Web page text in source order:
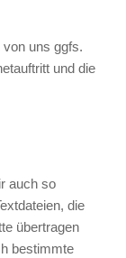
uns ggfs.
und die
auch so
die
übertragen
bestimmte